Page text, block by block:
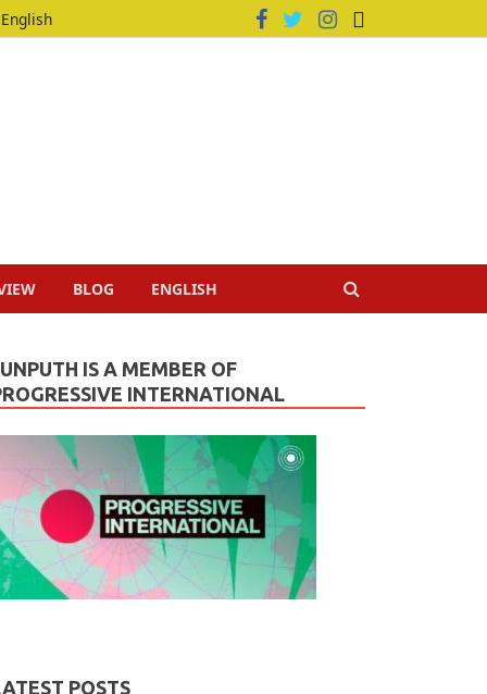
English
BLOG ENGLISH
IS A MEMBER OF
INTERNATIONAL
POSTS